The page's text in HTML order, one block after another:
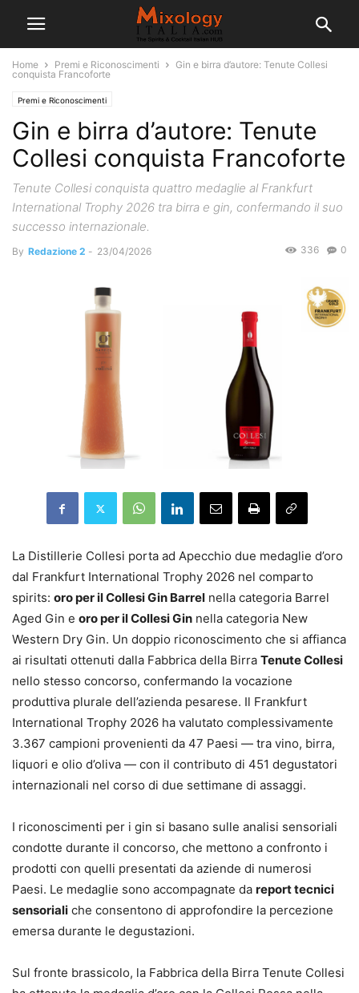
Home Premi e Riconoscimenti
Gin e birra d’autore: Tenute Collesi
conquista Francoforte
Premi e Riconoscimenti
Gin e birra d’autore: Tenute
Collesi conquista Francoforte
Tenute Collesi conquista quattro medaglie al Frankfurt
International Trophy 2026 tra birra e gin, confermando il suo
successo internazionale.
By Redazione 2 - 23/04/2026 0
336
La Distillerie Collesi porta ad Apecchio due medaglie d’oro
dal Frankfurt International Trophy 2026 nel comparto
spirits: oro per il Collesi Gin Barrel nella categoria Barrel
Aged Gin e oro per il Collesi Gin nella categoria New
Western Dry Gin. Un doppio riconoscimento che si affianca
ai risultati ottenuti dalla Fabbrica della Birra Tenute Collesi
nello stesso concorso, confermando la vocazione
produttiva plurale dell’azienda pesarese. Il Frankfurt
International Trophy 2026 ha valutato complessivamente
3.367 campioni provenienti da 47 Paesi — tra vino, birra,
liquori e olio d’oliva — con il contributo di 451 degustatori
internazionali nel corso di due settimane di assaggi.
I riconoscimenti per i gin si basano sulle analisi sensoriali
condotte durante il concorso, che mettono a confronto i
prodotti con quelli presentati da aziende di numerosi
Paesi. Le medaglie sono accompagnate da report tecnici
sensoriali che consentono di approfondire la percezione
emersa durante le degustazioni.
Sul fronte brassicolo, la Fabbrica della Birra Tenute Collesi